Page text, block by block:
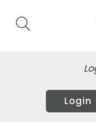
Login